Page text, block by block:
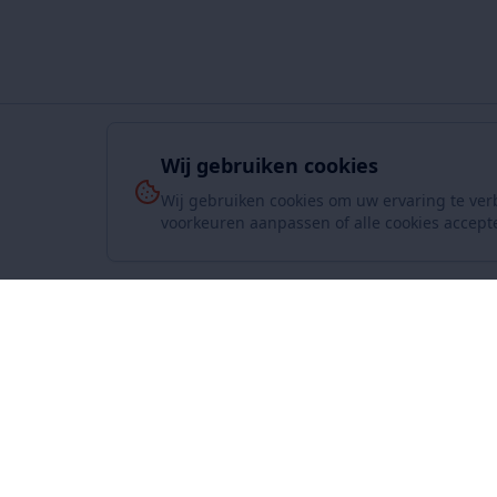
Wij gebruiken cookies
Wij gebruiken cookies om uw ervaring te
voorkeuren aanpassen of alle cookies